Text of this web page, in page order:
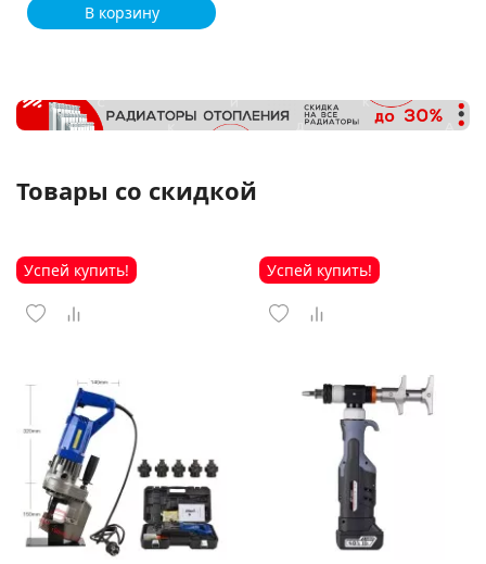
В корзину
Товары со скидкой
Успей купить! Успей купить!